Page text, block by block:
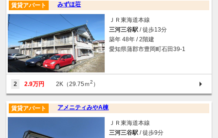
みずほ荘
賃貸アパート
ＪＲ東海道本線
三河三谷駅 / 徒歩13分
築年 48年 / 2階建
愛知県蒲郡市豊岡町石田39-1
2 2.9万円 2K（29.75ｍ2 ）
アメニティみやA棟
賃貸アパート
ＪＲ東海道本線
三河三谷駅 / 徒歩9分